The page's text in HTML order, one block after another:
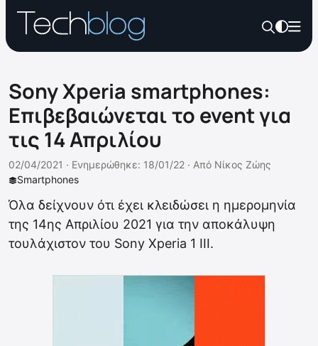
Sony Xperia smartphones:
Επιβεβαιώνεται το event για
τις 14 Απριλίου
Smartphones
02/04/2021 · Ενημερώθηκε: 18/01/22 · Από Νίκος Ζώης
Όλα δείχνουν ότι έχει κλειδώσει η ημερομηνία
της 14ης Απριλίου 2021 για την αποκάλυψη
τουλάχιστον του Sony Xperia 1 III.